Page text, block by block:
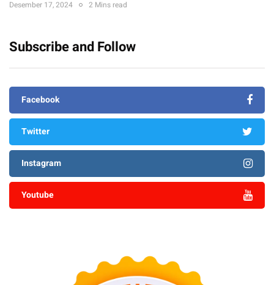
Desember 17, 2024 2 Mins read
Subscribe and Follow
Facebook
Twitter
Instagram
Youtube